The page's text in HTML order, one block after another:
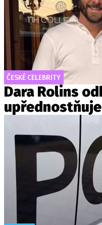
ČESKÉ CELEBRITY
Dara Rolins